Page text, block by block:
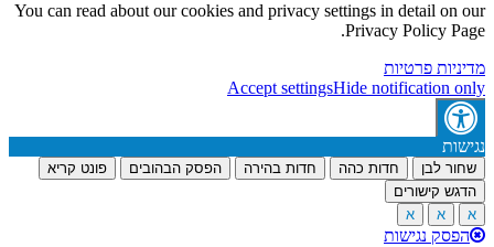
You can read about our cookies and privacy settings in detail
Privacy Policy
פרטיות
Accept settings Hide notification
לבן חדות כהה חדות בהירה הפסק הבהובים
פונט קריא
קישורים
א
א
נגישות